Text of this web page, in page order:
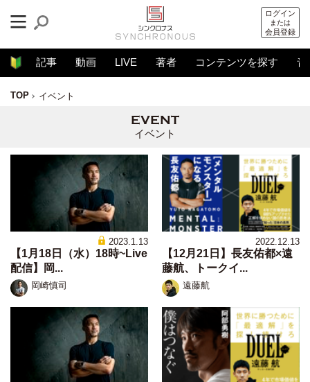
ログイン
または
会員登録
記事 動画 LIVE 著者 コンテンツを探す 音
TOP イベント
イベント
2023.1.13
【1月18日（水）18時~Live
配信】岡...
岡崎慎司
2022.12.13
【12月21日】長友佑都×遠
藤航、トークイ...
遠藤航